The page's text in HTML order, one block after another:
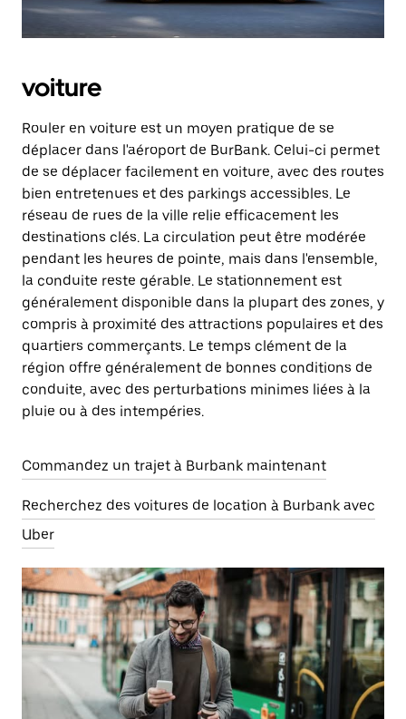
voiture
Rouler en voiture est un moyen pratique de se
déplacer dans l'aéroport de BurBank. Celui-ci permet
de se déplacer facilement en voiture, avec des routes
bien entretenues et des parkings accessibles. Le
réseau de rues de la ville relie efficacement les
destinations clés. La circulation peut être modérée
pendant les heures de pointe, mais dans l'ensemble,
la conduite reste gérable. Le stationnement est
généralement disponible dans la plupart des zones, y
compris à proximité des attractions populaires et des
quartiers commerçants. Le temps clément de la
région offre généralement de bonnes conditions de
conduite, avec des perturbations minimes liées à la
pluie ou à des intempéries.
Commandez un trajet à Burbank maintenant
Recherchez des voitures de location à Burbank avec
Uber